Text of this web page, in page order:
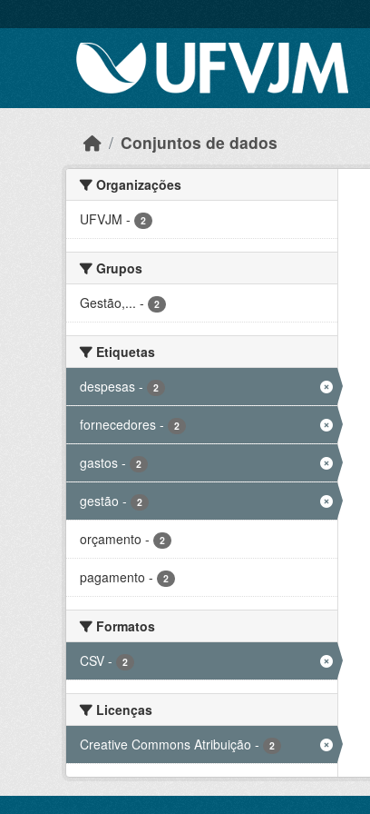
Conjuntos de dados
Organizações
UFVJM - 2
Grupos
Gestão,... - 2
Etiquetas
despesas - 2
fornecedores - 2
gastos - 2
gestão - 2
orçamento - 2
pagamento - 2
Formatos
CSV - 2
Licenças
Creative Commons Atribuição - 2